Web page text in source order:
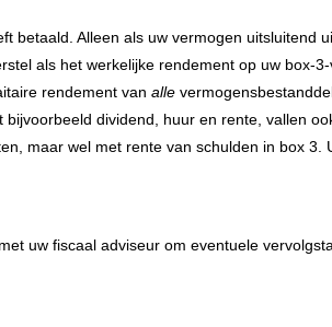
betaald. Alleen als uw vermogen uitsluitend
als het werkelijke rendement op uw box-
rendement van alle
dividend, huur en rente, vallen
maar wel met rente van schulden in box 3.
uw fiscaal adviseur om eventuele